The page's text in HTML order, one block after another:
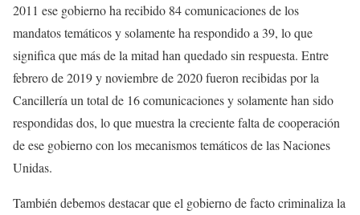
2011 ese gobierno ha recibido 84 comunicaciones de los
mandatos temáticos y solamente ha respondido a 39, lo que
significa que más de la mitad han quedado sin respuesta. Entre
febrero de 2019 y noviembre de 2020 fueron recibidas por la
Cancillería un total de 16 comunicaciones y solamente han sido
respondidas dos, lo que muestra la creciente falta de cooperación
de ese gobierno con los mecanismos temáticos de las Naciones
Unidas.
También debemos destacar que el gobierno de facto criminaliza la